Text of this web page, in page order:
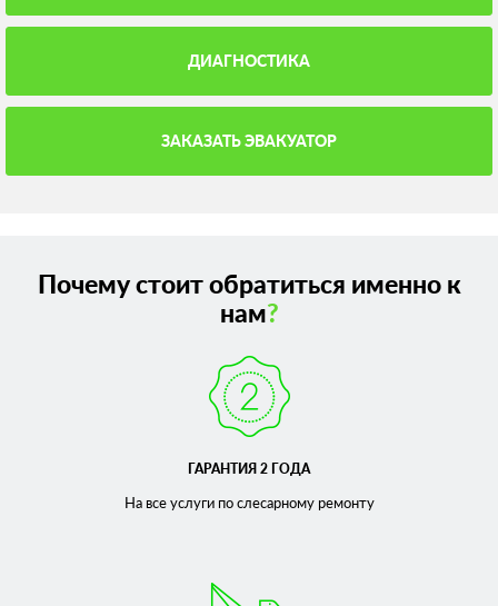
ДИАГНОСТИКА
ЗАКАЗАТЬ ЭВАКУАТОР
Почему стоит обратиться именно к
нам?
ГАРАНТИЯ 2 ГОДА
На все услуги по слесарномуремонту